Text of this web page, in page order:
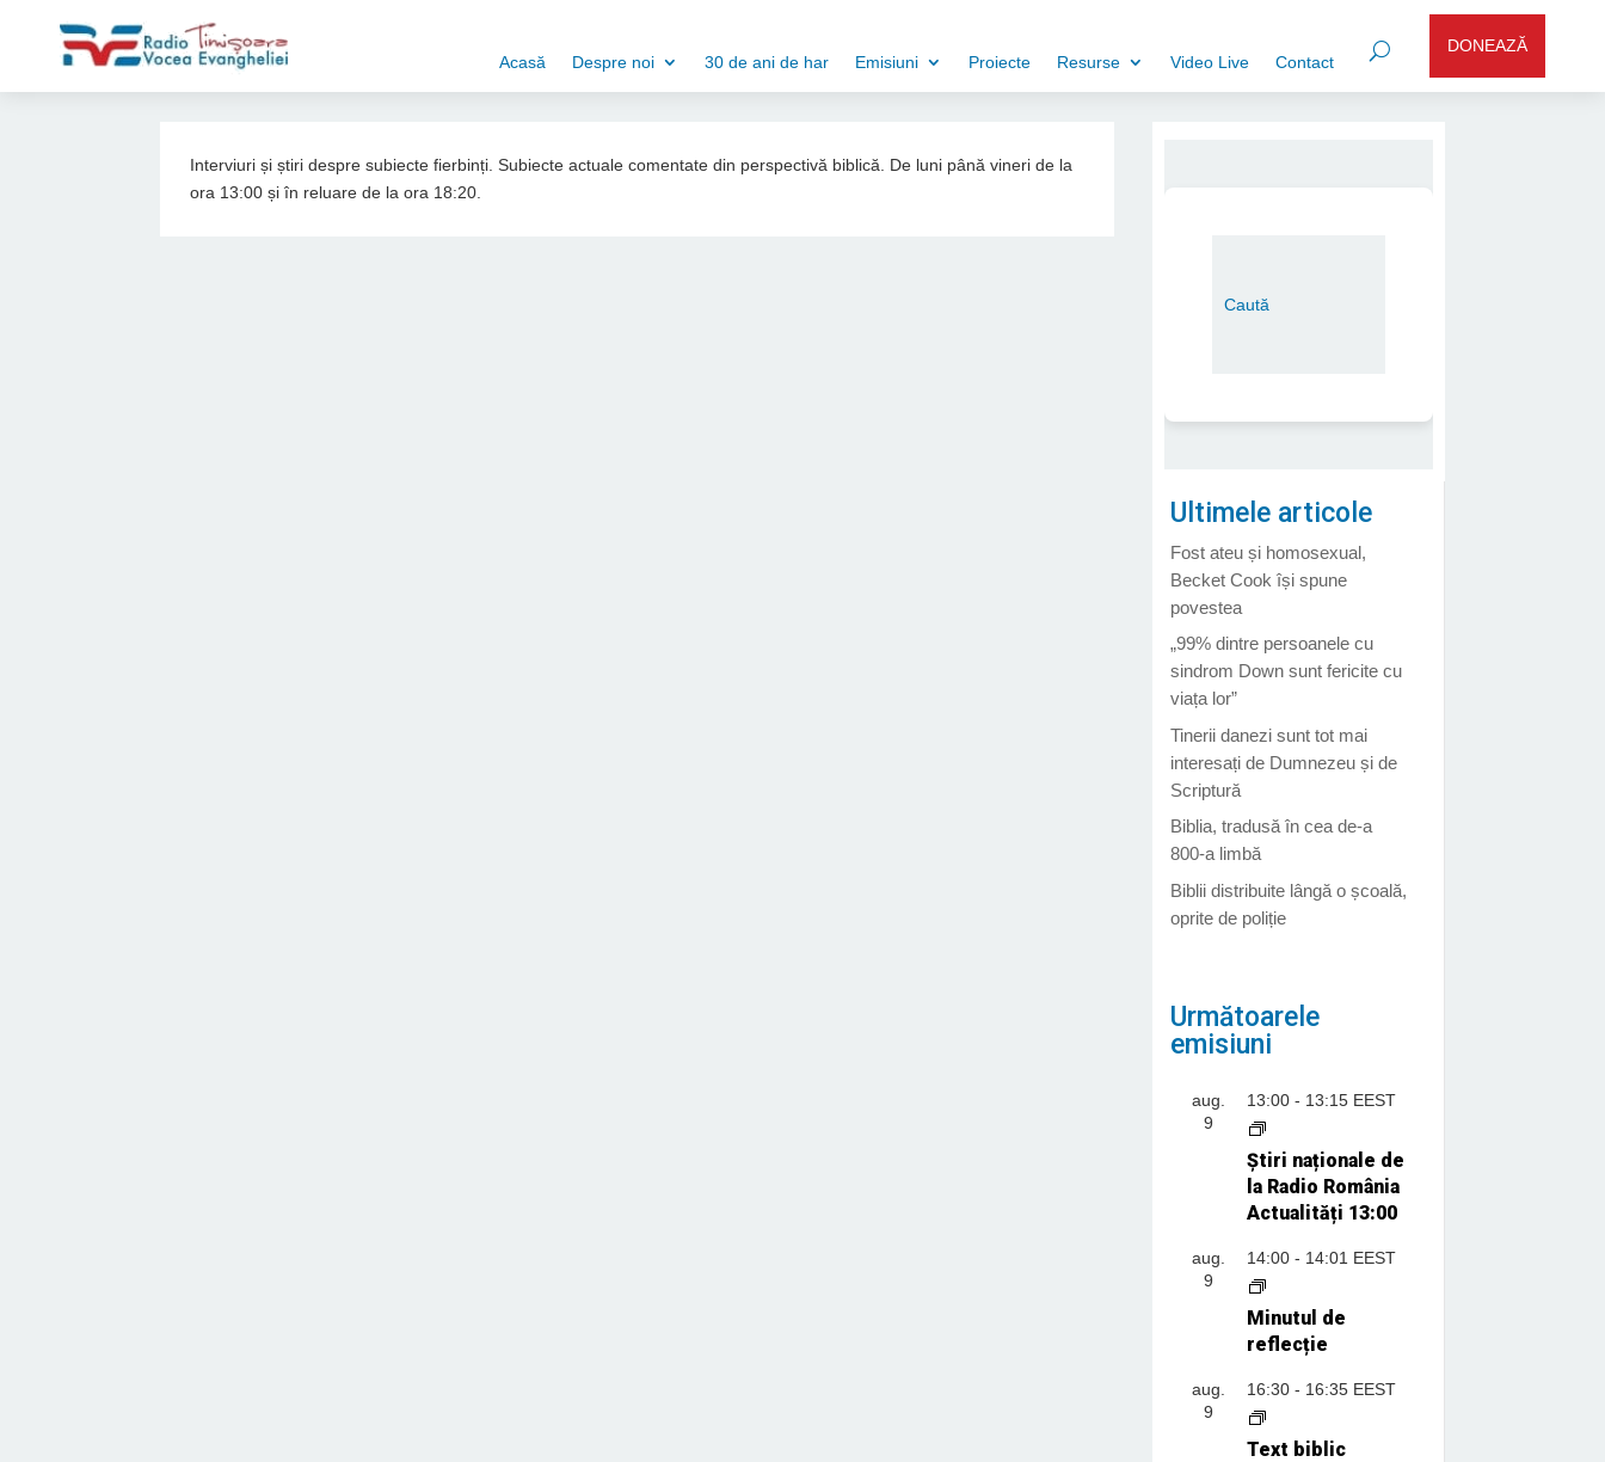
Acasă Despre noi 30 de ani de har Emisiuni Proiecte Resurse Video Live Contact
DONEAZĂ
Interviuri și știri despre subiecte fierbinți. Subiecte actuale comentate din perspectivă biblică. De luni până vineri de la
ora 13:00 și în reluare de la ora 18:20.
Ultimele articole
Fost ateu și homosexual,
Becket Cook își spune
povestea
„99% dintre persoanele cu
sindrom Down sunt fericite cu
viața lor”
Tinerii danezi sunt tot mai
interesați de Dumnezeu și de
Scriptură
Biblia, tradusă în cea de-a
800-a limbă
Biblii distribuite lângă o școală,
oprite de poliție
Următoarele
emisiuni
aug.
9
13:00- 13:15 EEST
Știri naționale de
la Radio România
Actualități 13:00
aug.
9
14:00- 14:01 EEST
Minutul de
reflecție
aug.
9
16:30- 16:35 EEST
Text biblic